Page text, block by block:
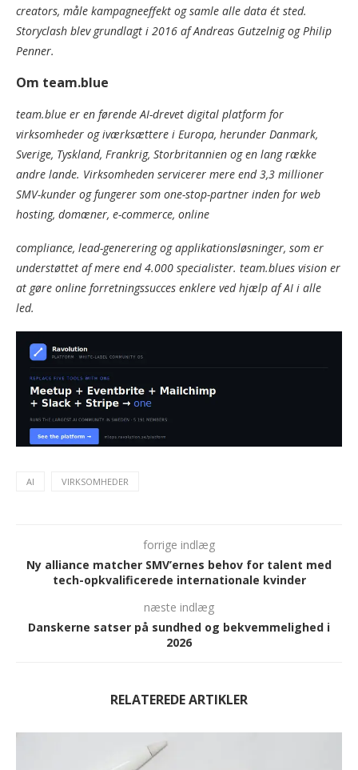
creators, måle kampagneeffekt og samle alle data ét sted.
Storyclash blev grundlagt i 2016 af Andreas Gutzelnig og Philip
Penner.
Om team.blue
team.blue er en førende AI-drevet digital platform for
virksomheder og iværksættere i Europa, herunder Danmark,
Sverige, Tyskland, Frankrig, Storbritannien og en lang række
andre lande. Virksomheden servicerer mere end 3,3 millioner
SMV-kunder og fungerer som one-stop-partner inden for web
hosting, domæner, e-commerce, online
compliance, lead-generering og applikationsløsninger, som er
understøttet af mere end 4.000 specialister. team.blues vision er
at gøre online forretningssucces enklere ved hjælp af AI i alle
led.
AI VIRKSOMHEDER
forrige indlæg
Ny alliance matcher SMV’ernes behov for talent med
tech-opkvalificerede internationale kvinder
næste indlæg
Danskerne satser på sundhed og bekvemmelighed i
2026
RELATEREDE ARTIKLER